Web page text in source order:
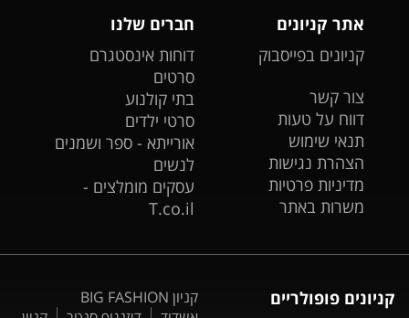
אתר קניונים
קניונים בפייסבוק
צור קשר
דווח על טעות
תנאי שימוש
הצהרת נגישות
מדיניות פרטיות
משרות באתר
חברים שלנו
דוחות אינסטגרם
סרטים
בתי קולנוע
סרטי ילדים
אורייתא - ספר ושמנים
לנשים
עסקים מומלצים -
T.co.il
קניונים פופולריים
קניון BIG FASHION